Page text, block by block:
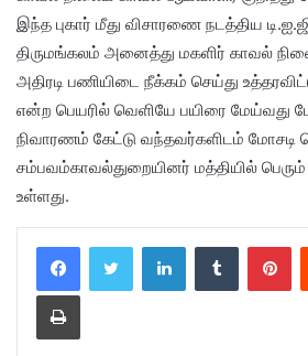
இந்த புகார் மீது விசாரணை நடத்திய
திருமங்கலம் அனைத்து மகளிர் காவல்
அதிரடி பணியிடை நீக்கம் செய்து
என்ற பெயரில் வெளியே பயிரை
நிவாரணம் கேட்டு வந்தவர்களிடம்
சம்பவம்காவல்துறையினர் மத்தியில் பெரும்
உள்ளது.
LinkedInTumblr
Print